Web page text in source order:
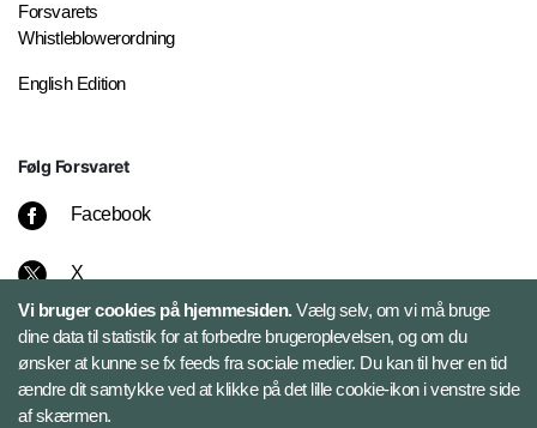
Forsvarets
Whistleblowerordning
English Edition
Følg Forsvaret
Facebook
X
Instagram
Bluesky
Vi bruger cookies på hjemmesiden.Vælg selv, om vi må bruge
dine data til statistik for at forbedre brugeroplevelsen, og om du
ønsker at kunne se fx feeds fra sociale medier. Du kan til hver en tid
ændre dit samtykke ved at klikke på det lille cookie-ikon i venstre side
af skærmen.